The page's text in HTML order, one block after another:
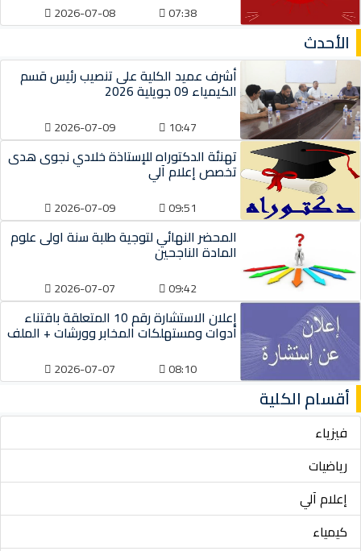
07:38
2026-07-08
الأحدث
أشرف عميد الكلية على تنصيب رئيس قسم
الكيمياء 09 جويلية 2026
10:47
2026-07-09
تهنئة الدكتوراه للإستاذة خلادي نجوى هدى
تخصص إعلام آلي
09:51
2026-07-09
المحضر النهائي لتوجية طلبة سنة اولى علوم
المادة الناجحين
09:42
2026-07-07
إعلان الاستشارة رقم 10 المتعلقة باقتناء
أدوات ومستهلكات المخابر وورشات + الملف
08:10
2026-07-07
أقسام الكلية
فيزياء
رياضيات
إعلام آلي
كيمياء